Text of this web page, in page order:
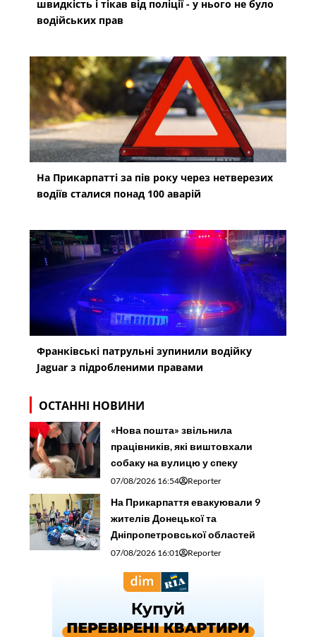
швидкість і тікав від поліції - у нього не було
водійських прав
На Прикарпатті за пів року через нетверезих
водіїв сталися понад 100 аварій
Франківські патрульні зупинили водійку
Jaguar з підробленими правами
ОСТАННІ НОВИНИ
«Нова пошта» звільнила
працівників, які виштовхали
собаку на вулицю у спеку
07/08/2026 16:54 Reporter
На Прикарпаття евакуювали 9
жителів Донецької та
Дніпропетровської областей
07/08/2026 16:01 Reporter